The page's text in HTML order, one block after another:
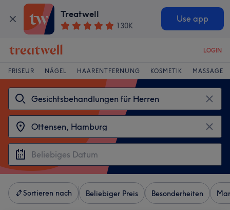
Treatwell
130K
Use app
LOGIN
FRISEUR NÄGEL HAARENTFERNUNG KOSMETIK MASSAGE
Sortieren nach Beliebiger Preis Besonderheiten